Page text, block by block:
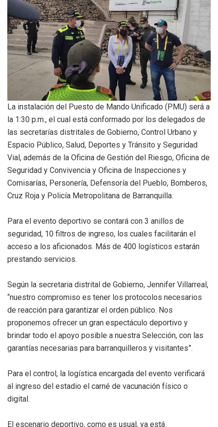
La instalación del Puesto de Mando Unificado (PMU) será a
la 1:30 p.m., el cual está conformado por los delegados de
las secretarías distritales de Gobierno, Control Urbano y
Espacio Público, Salud, Deportes y Tránsito y Seguridad
Vial, además de la Oficina de Gestión del Riesgo, Oficina de
Seguridad y Convivencia y Oficina de Inspecciones y
Comisarías, Personería, Defensoría del Pueblo, Bomberos,
Cruz Roja y Policía Metropolitana de Barranquilla.
Para el evento deportivo se contará con 3 anillos de
seguridad, 10 filtros de ingreso, los cuales facilitarán el
acceso a los aficionados. Más de 400 logísticos estarán
prestando servicios.
Según la secretaria distrital de Gobierno, Jennifer Villarreal,
“nuestro compromiso es tener los protocolos necesarios
de reacción para garantizar el orden público. Nos
proponemos ofrecer un gran espectáculo deportivo y
brindar todo el apoyo posible a nuestra Selección, con las
garantías necesarias para barranquilleros y visitantes”.
Para el control, la logística encargada del evento verificará
al ingreso del estadio el carné de vacunación físico o
digital.
El escenario deportivo, como es usual, ya está